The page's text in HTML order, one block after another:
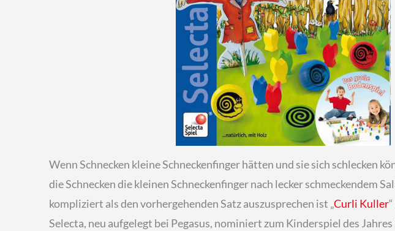
Wenn Schnecken kleine Schneckenfinger hätten und sie sich schlecken
die Schnecken die kleinen Schneckenfinger nach lecker schmeckendem
kompliziert als den vorhergehenden Satz auszusprechen ist „Curli Kuller
Selecta, neu aufgelegt bei Pegasus, nominiert zum Kinderspiel des